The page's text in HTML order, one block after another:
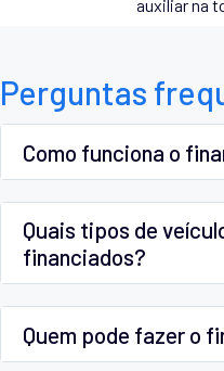
auxiliar na
Perguntas
Como funciona o
Quais tipos de
financiados?
Quem pode fazer o